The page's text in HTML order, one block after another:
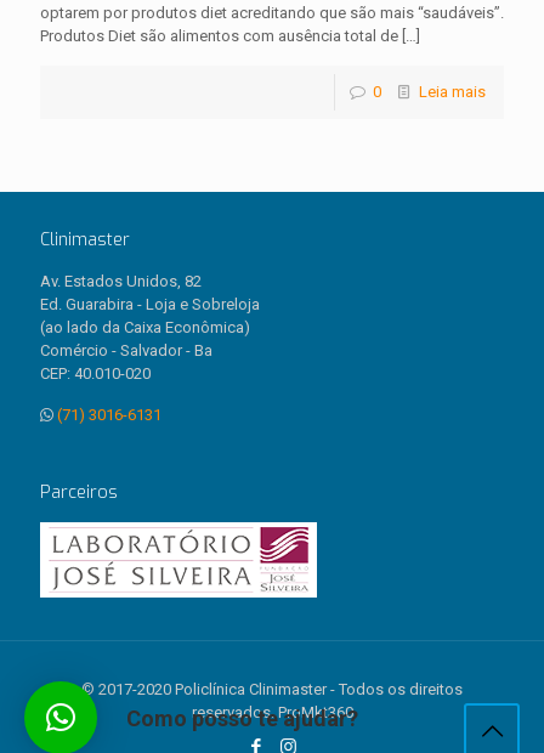
optarem por produtos diet acreditando que são mais “saudáveis”.
Produtos Diet são alimentos com ausência total de
0 Leia mais
Clinimaster
Av. Estados Unidos, 82
Ed. Guarabira - Loja e Sobreloja
(ao lado da Caixa Econômica)
Comércio - Salvador - Ba
CEP: 40.010-020
(71) 3016-6131
Parceiros
© 2017-2020 Policlínica Clinimaster - Todos os direitos
reservados. ProMkt360
Como posso te ajudar?